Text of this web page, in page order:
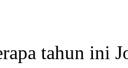
tahun ini